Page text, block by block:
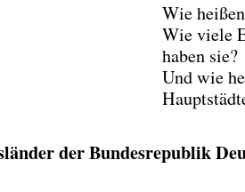
Wie
Wie viele
haben sie?
Und wie
der Bundesrepublik